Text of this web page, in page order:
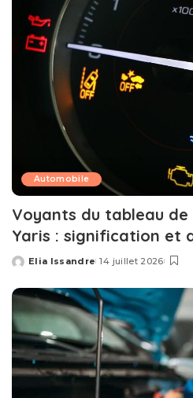
Automobile
Voyants du tableau
Yaris : signification et
Posted
Elia Issandre 14 juillet 2026